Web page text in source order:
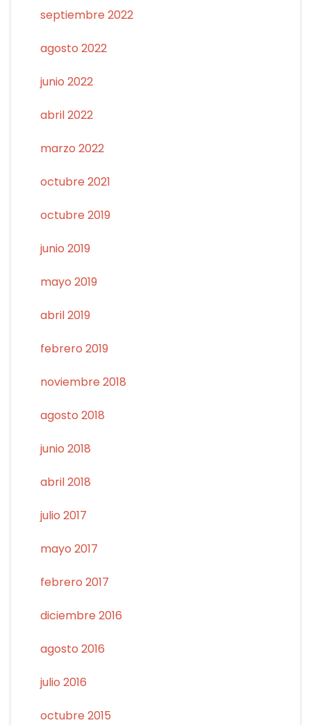
septiembre 2022
agosto 2022
junio 2022
abril 2022
marzo 2022
octubre 2021
octubre 2019
junio 2019
mayo 2019
abril 2019
febrero 2019
noviembre 2018
agosto 2018
junio 2018
abril 2018
julio 2017
mayo 2017
febrero 2017
diciembre 2016
agosto 2016
julio 2016
octubre 2015